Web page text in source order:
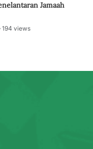
Jamaah
194 views